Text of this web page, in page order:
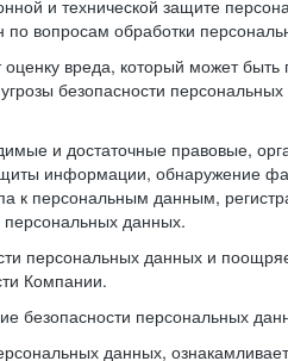
и технической защите
по вопросам обработки
вреда, который может
безопасности
и достаточные правовые,
информации, обнаружение
к персональным данным,
данных.
персональных данных и
Компании.
безопасности персональных
данных,